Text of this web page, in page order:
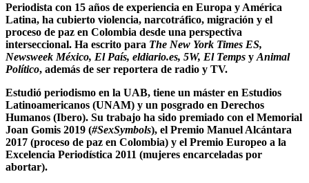
Periodista con 15 años de experiencia en Europa y América
Latina, ha cubierto violencia, narcotráfico, migración y el
proceso de paz en Colombia desde una perspectiva
interseccional. Ha escrito para The New York Times ES,
Newsweek México, El País, eldiario.es, 5W, El Temps y Animal
Político, además de ser reportera de radio y TV.
Estudió periodismo en la UAB, tiene un máster en Estudios
Latinoamericanos (UNAM) y un posgrado en Derechos
Humanos (Ibero). Su trabajo ha sido premiado con el Memorial
Joan Gomis 2019 (#SexSymbols), el Premio Manuel Alcántara
2017 (proceso de paz en Colombia) y el Premio Europeo a la
Excelencia Periodística 2011 (mujeres encarceladas por
abortar).